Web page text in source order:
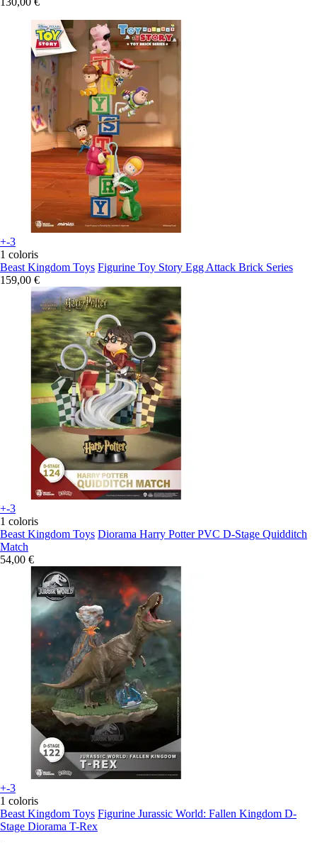
+-3
1 coloris
Beast Kingdom Toys Figurine Toy Story Egg Attack Brick Series
159,00 €
+-3
1 coloris
Beast Kingdom Toys Diorama Harry Potter PVC D-Stage Quidditch
Match
54,00 €
+-3
1 coloris
Beast Kingdom Toys Figurine Jurassic World: Fallen Kingdom D-
Stage Diorama T-Rex